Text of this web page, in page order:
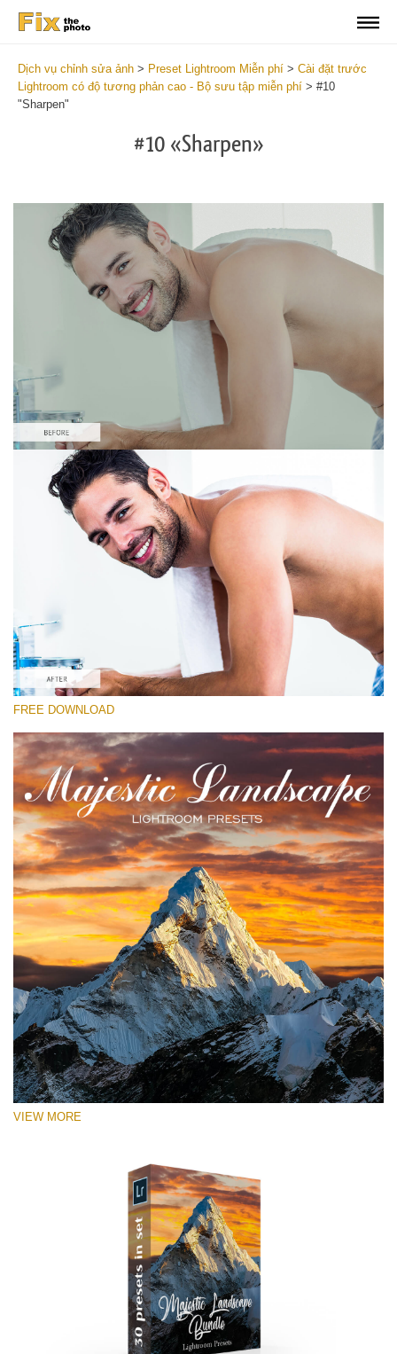
Dịch vụ chỉnh sửa ảnh > Preset Lightroom Miễn phí > Cài đặt trước
Lightroom có độ tương phản cao - Bộ sưu tập miễn phí > #10
"Sharpen"
#10 «Sharpen»
Xin hãy lựa chọn
High Contrast Lightroom Preset #10
Majestic Landscape
(30 Lr Presets)
Wedding Collection
(400 Lr Presets)
Must-Have Collection
(1432 Lr Presets)
Tải xuống miễn phí
FREE DOWNLOAD
VIEW MORE